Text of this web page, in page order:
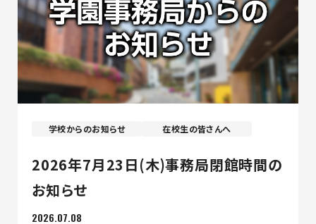
こちら
学校からのお知らせ 在校生の皆さんへ
2026年7月23日(木)事務局閉館時間の
お知らせ
2026.07.08